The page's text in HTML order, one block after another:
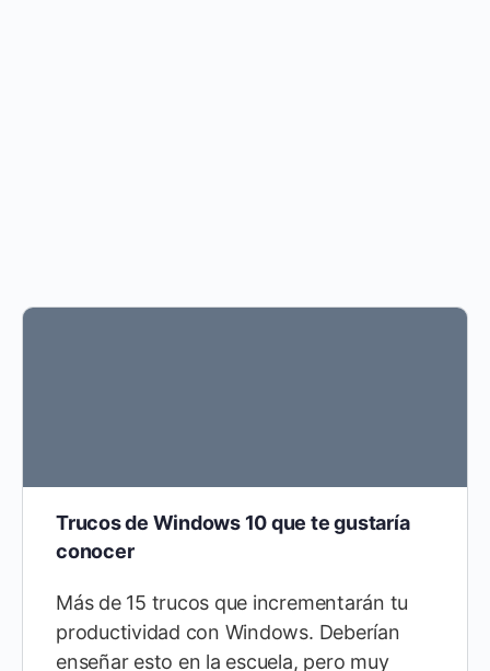
Trucos de Windows 10 que te gustaría
conocer
Más de 15 trucos que incrementarán tu
productividad con Windows. Deberían
enseñar esto en la escuela, pero muy